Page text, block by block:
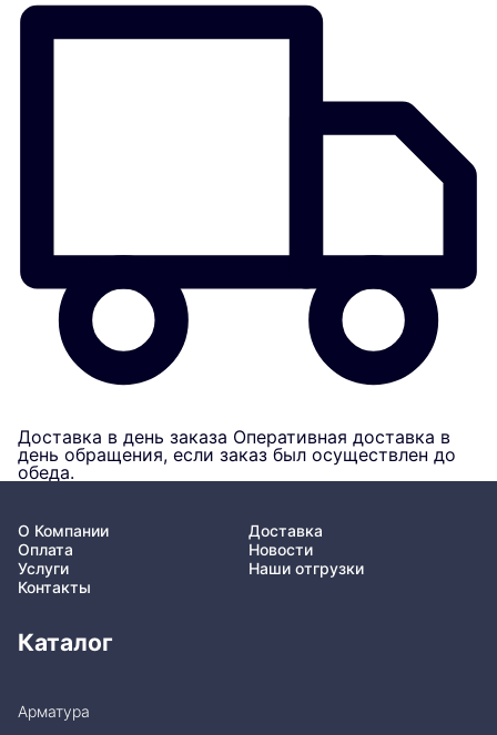
Доставка в день заказа Оперативная доставка в
день обращения, если заказ был осуществлен до
обеда.
О Компании
Доставка
Оплата
Новости
Услуги
Наши отгрузки
Контакты
Каталог
Арматура